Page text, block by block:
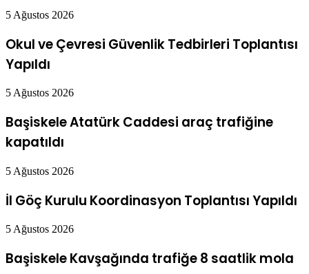
5 Ağustos 2026
Okul ve Çevresi Güvenlik Tedbirleri Toplantısı
Yapıldı
5 Ağustos 2026
Başiskele Atatürk Caddesi araç trafiğine
kapatıldı
5 Ağustos 2026
İl Göç Kurulu Koordinasyon Toplantısı Yapıldı
5 Ağustos 2026
Başiskele Kavşağında trafiğe 8 saatlik mola